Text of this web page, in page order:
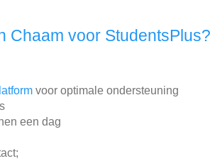
Chaam voor StudentsPlus?
voor optimale ondersteuning
een dag